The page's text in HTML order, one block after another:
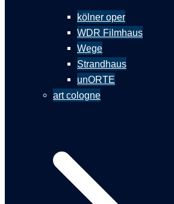
kölner oper
WDR Filmhaus
Wege
Strandhaus
unORTE
art cologne